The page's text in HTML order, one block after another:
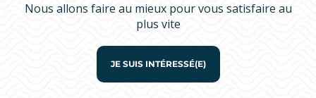
Nous allons faire au mieux pour vous satisfaire au
plus vite
JE SUIS INTÉRESSÉ(E)